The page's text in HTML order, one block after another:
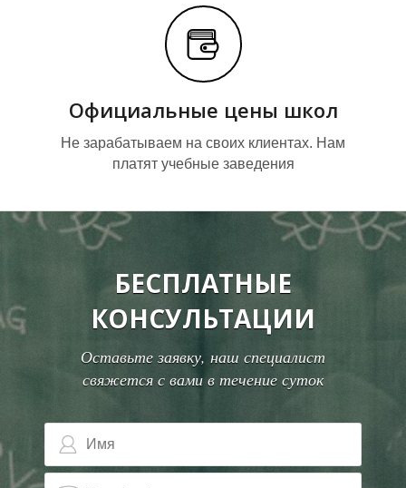
Ы
Ы
Официальные цены школ
Не зарабатываем на своих клиентах. Нам
платят учебные заведения
БЕСПЛАТНЫЕ
КОНСУЛЬТАЦИИ
Оставьте заявку, наш специалист
свяжется с вами в течение суток